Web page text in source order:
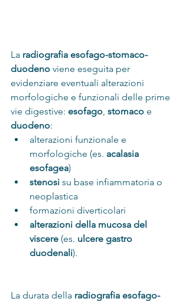
La radiografia esofago-stomaco-
duodeno viene eseguita per
evidenziare eventuali alterazioni
morfologiche e funzionali delle prime
vie digestive: esofago, stomaco e
duodeno:
alterazioni funzionale e
morfologiche (es. acalasia
esofagea)
stenosi su base infiammatoria o
neoplastica
formazioni diverticolari
alterazioni della mucosa del
viscere (es. ulcere gastro
duodenali).
La durata della radiografia esofago-